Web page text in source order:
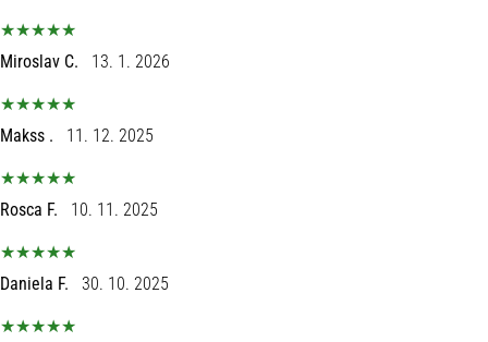
Бъди
част
всеки
гол
и…
•
1 мин. четене
Nike
Miroslav C. 13. 1. 2026
Makss . 11. 12. 2025
Rosca F. 10. 11. 2025
Daniela F. 30. 10. 2025